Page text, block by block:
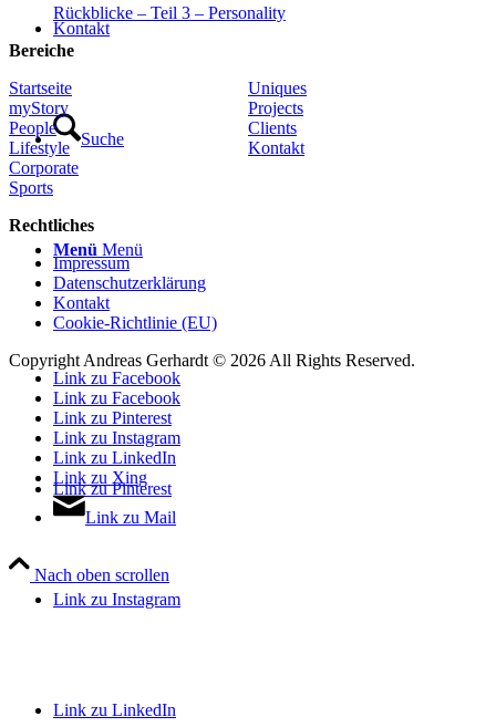
Kontakt
Suche
Menü Menü
Link zu Facebook
Link zu Pinterest
Link zu Instagram
Link zu LinkedIn
Rückblicke – Teil 3 – Personality
Bereiche
Startseite
myStory
People
Lifestyle
Corporate
Sports
Uniques
Projects
Clients
Kontakt
Rechtliches
Impressum
Datenschutzerklärung
Kontakt
Cookie-Richtlinie (EU)
Copyright Andreas Gerhardt © 2026 All Rights Reserved.
Link zu Facebook
Link zu Pinterest
Link zu Instagram
Link zu LinkedIn
Link zu Xing
Link zu Mail
Nach oben scrollen